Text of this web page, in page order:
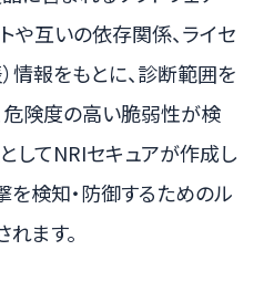
や互いの依存関係、ライセ
情報をもとに、診断範囲を
危険度の高い脆弱性が検
してNRIセキュアが作成し
を検知・防御するためのル
ます。